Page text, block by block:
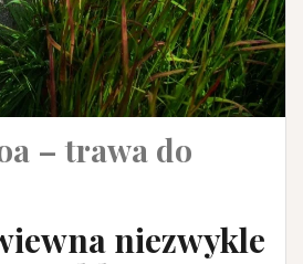
– trawa do
niezwykle